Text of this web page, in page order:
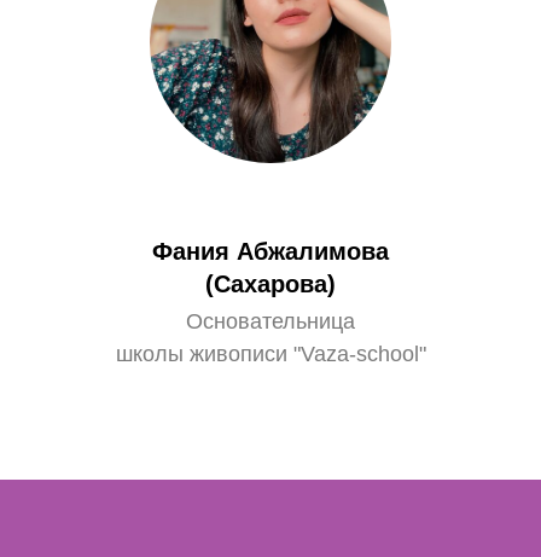
Фания Абжалимова
(Сахарова)
Основательница
школы живописи "Vaza-school"